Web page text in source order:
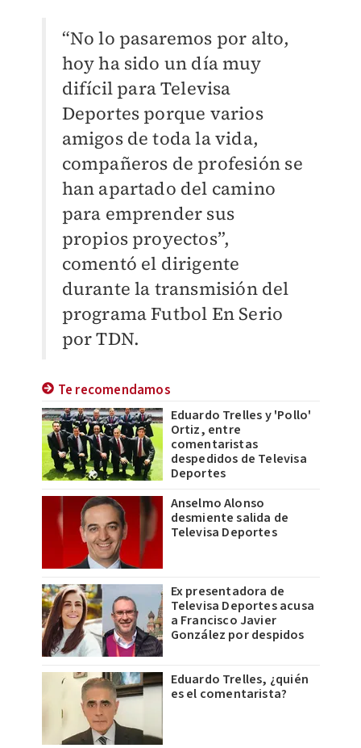
“No lo pasaremos por alto,
hoy ha sido un día muy
difícil para Televisa
Deportes porque varios
amigos de toda la vida,
compañeros de profesión se
han apartado del camino
para emprender sus
propios proyectos”,
comentó el dirigente
durante la transmisión del
programa Futbol En Serio
por TDN.
Te recomendamos
Eduardo Trelles y 'Pollo'
Ortiz, entre
comentaristas
despedidos de Televisa
Deportes
Anselmo Alonso
desmiente salida de
Televisa Deportes
Ex presentadora de
Televisa Deportes acusa
a Francisco Javier
González por despidos
Eduardo Trelles, ¿quién
es el comentarista?